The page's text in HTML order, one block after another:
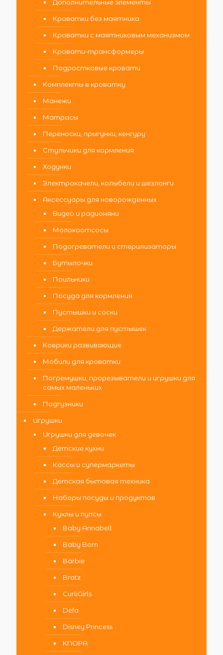
Дополнительные элементы
Кроватки без маятника
Кроватки с маятниковым механизмом
Кровати-трансформеры
Подростковые кровати
Комплекты в кроватку
Манежи
Матрасы
Переноски, прыгунки, кенгуру
Стульчики для кормления
Ходунки
Электрокачели, колыбели и шезлонги
Аксессуары для новорожденных
Видео и радионяни
Молокоотсосы
Подогреватели и стерилизаторы
Бутылочки
Поильники
Посуда для кормления
Пустышки и соски
Держатели для пустышек
Коврики развивающие
Мобили для кроватки
Погремушки, прорезыватели и игрушки для
самых маленьких
Подгузники
Игрушки
Игрушки для девочек
Детские кухни
Кассы и супермаркеты
Детская бытовая техника
Наборы посуды и продуктов
Куклы и пупсы
Baby Annabell
Baby Born
Barbie
Bratz
CurliGirls
Defa
Disney Princess
KNOPA